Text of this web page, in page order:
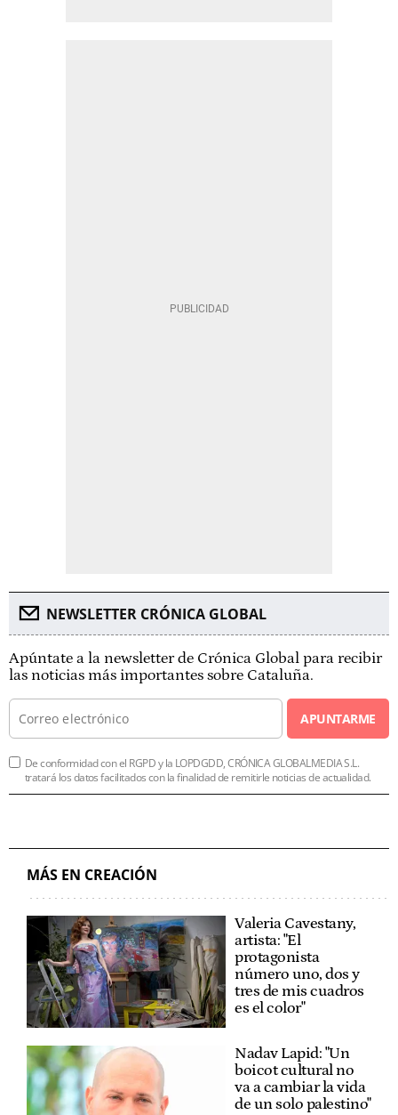
NEWSLETTER CRÓNICA GLOBAL
Apúntate a la newsletter de Crónica Global para recibir
las noticias más importantes sobre Cataluña.
APUNTARME
De conformidad con el RGPD y la LOPDGDD, CRÓNICA GLOBALMEDIA S.L.
tratará los datos facilitados con la finalidad de remitirle noticias de actualidad.
MÁS EN CREACIÓN
Valeria Cavestany,
artista: "El
protagonista
número uno, dos y
tres de mis cuadros
es el color"
Nadav Lapid: "Un
boicot cultural no
va a cambiar la vida
de un solo palestino"